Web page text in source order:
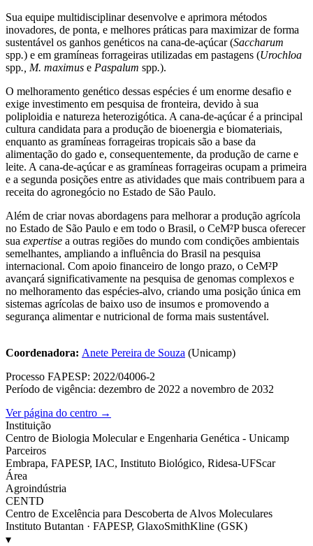
Sua equipe multidisciplinar desenvolve e aprimora métodos
inovadores, de ponta, e melhores práticas para maximizar de forma
sustentável os ganhos genéticos na cana-de-açúcar (Saccharum
spp.) e em gramíneas forrageiras utilizadas em pastagens (Urochloa
spp., M. maximus e Paspalum spp.).
O melhoramento genético dessas espécies é um enorme desafio e
exige investimento em pesquisa de fronteira, devido à sua
poliploidia e natureza heterozigótica. A cana-de-açúcar é a principal
cultura candidata para a produção de bioenergia e biomateriais,
enquanto as gramíneas forrageiras tropicais são a base da
alimentação do gado e, consequentemente, da produção de carne e
leite. A cana-de-açúcar e as gramíneas forrageiras ocupam a primeira
e a segunda posições entre as atividades que mais contribuem para a
receita do agronegócio no Estado de São Paulo.
Além de criar novas abordagens para melhorar a produção agrícola
no Estado de São Paulo e em todo o Brasil, o CeM²P busca oferecer
sua expertise a outras regiões do mundo com condições ambientais
semelhantes, ampliando a influência do Brasil na pesquisa
internacional. Com apoio financeiro de longo prazo, o CeM²P
avançará significativamente na pesquisa de genomas complexos e
no melhoramento das espécies-alvo, criando uma posição única em
sistemas agrícolas de baixo uso de insumos e promovendo a
segurança alimentar e nutricional de forma mais sustentável.
Coordenadora: Anete Pereira de Souza (Unicamp)
Processo FAPESP: 2022/04006-2
Período de vigência: dezembro de 2022 a novembro de 2032
Ver página do centro →
Instituição
Centro de Biologia Molecular e Engenharia Genética - Unicamp
Parceiros
Embrapa, FAPESP, IAC, Instituto Biológico, Ridesa-UFScar
Área
Agroindústria
CENTD
Centro de Excelência para Descoberta de Alvos Moleculares
Instituto Butantan · FAPESP, GlaxoSmithKline (GSK)
▾